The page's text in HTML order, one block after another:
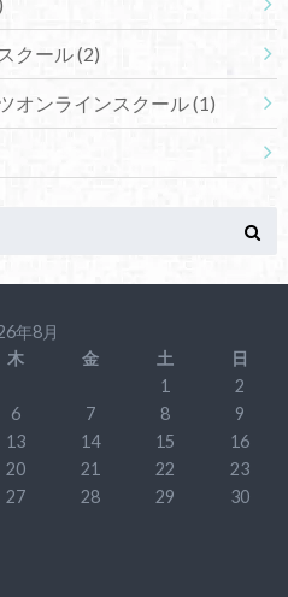
クール(2)
オンラインスクール(1)
年8月
木 金 土
日
1
2
6 7 8
9
13 14 15
16
20 21 22
23
27 28 29
30